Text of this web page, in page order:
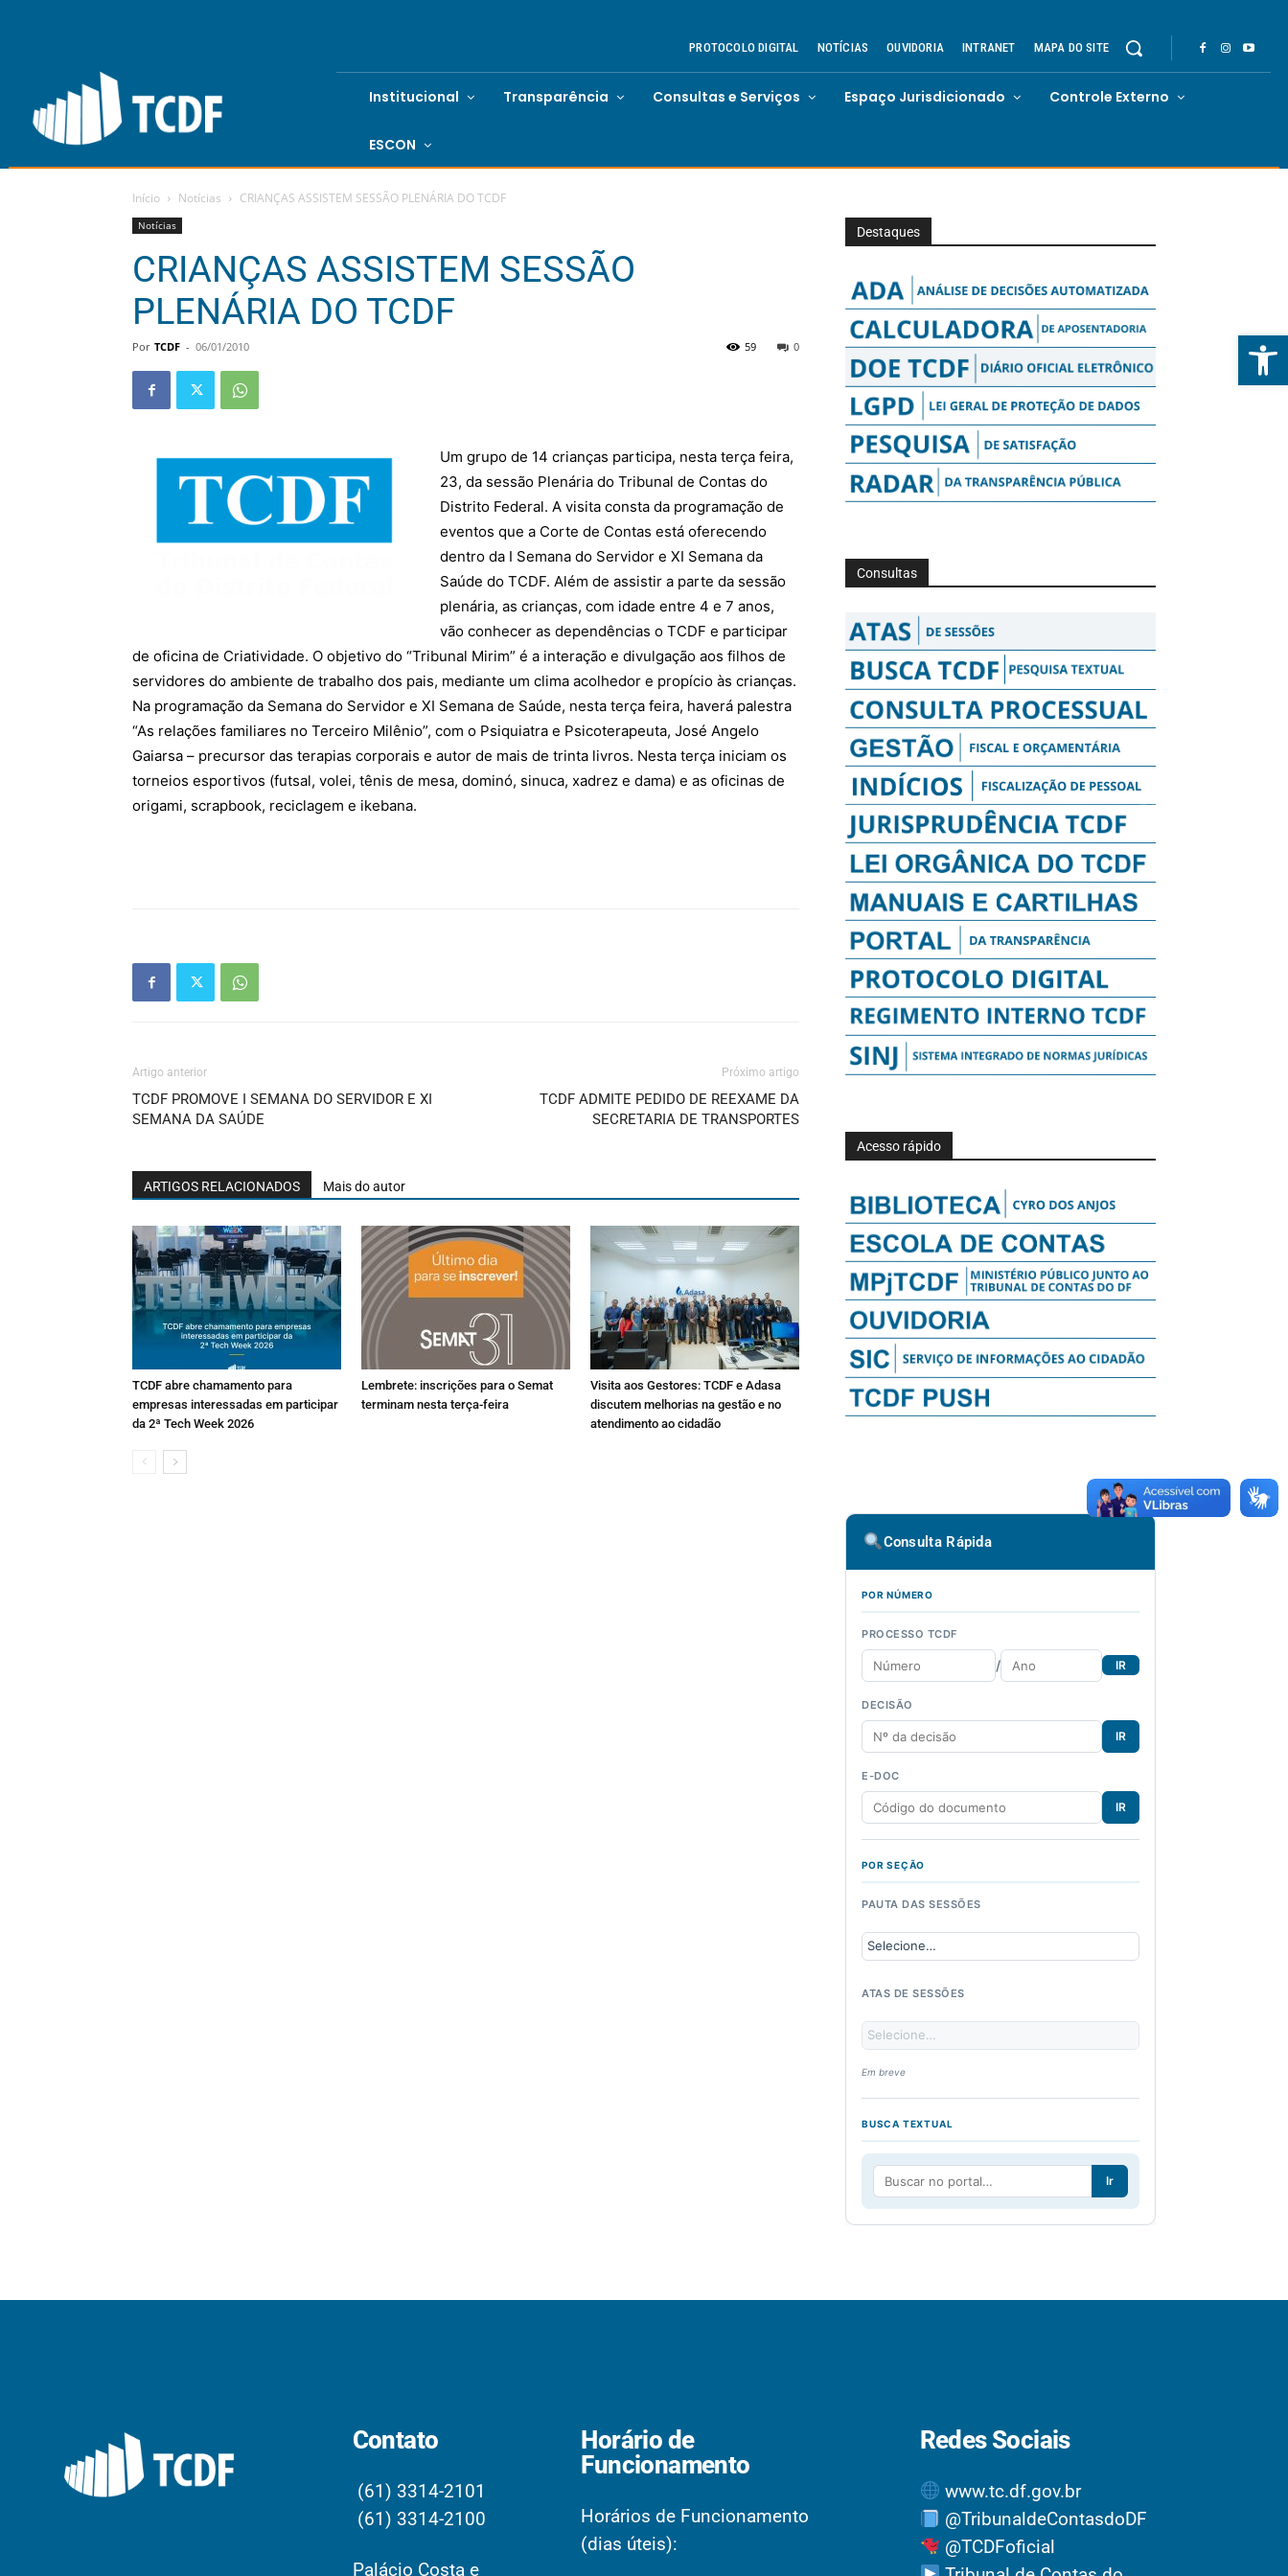
Abrir
PROTOCOLO DIGITAL NOTÍCIAS OUVIDORIA INTRANET MAPA DO SITE
Institucional Transparência Consultas e Serviços Espaço Jurisdicionado Controle Externo
ESCON
Início Notícias CRIANÇAS ASSISTEM SESSÃO PLENÁRIA DO TCDF
Notícias
CRIANÇAS ASSISTEM SESSÃO
PLENÁRIA DO TCDF
Por TCDF - 06/01/2010 0
59
Um grupo de 14 crianças participa, nesta terça feira,
23, da sessão Plenária do Tribunal de Contas do
Distrito Federal. A visita consta da programação de
eventos que a Corte de Contas está oferecendo
dentro da I Semana do Servidor e XI Semana da
Saúde do TCDF. Além de assistir a parte da sessão
plenária, as crianças, com idade entre 4 e 7 anos,
vão conhecer as dependências o TCDF e participar
de oficina de Criatividade. O objetivo do “Tribunal Mirim” é a interação e divulgação aos filhos de
servidores do ambiente de trabalho dos pais, mediante um clima acolhedor e propício às crianças.
Na programação da Semana do Servidor e XI Semana de Saúde, nesta terça feira, haverá palestra
“As relações familiares no Terceiro Milênio”, com o Psiquiatra e Psicoterapeuta, José Angelo
Gaiarsa – precursor das terapias corporais e autor de mais de trinta livros. Nesta terça iniciam os
torneios esportivos (futsal, volei, tênis de mesa, dominó, sinuca, xadrez e dama) e as oficinas de
origami, scrapbook, reciclagem e ikebana.
Artigo anterior
TCDF PROMOVE I SEMANA DO SERVIDOR E XI
SEMANA DA SAÚDE
Próximo artigo
TCDF ADMITE PEDIDO DE REEXAME DA
SECRETARIA DE TRANSPORTES
ARTIGOS RELACIONADOS Mais do autor
TCDF abre chamamento para
empresas interessadas em participar
da 2ª Tech Week 2026
Lembrete: inscrições para o Semat
terminam nesta terça-feira
Visita aos Gestores: TCDF e Adasa
discutem melhorias na gestão e no
atendimento ao cidadão
Destaques
Consultas
Acesso rápido
Consulta Rápida
POR NÚMERO
PROCESSO TCDF
/ IR
DECISÃO
IR
E-DOC
IR
POR SEÇÃO
PAUTA DAS SESSÕES
ATAS DE SESSÕES
Em breve
BUSCA TEXTUAL
Ir
Contato
(61) 3314-2101
(61) 3314-2100
Palácio Costa e
Horário de
Funcionamento
Horários de Funcionamento
(dias úteis):
Redes Sociais
www.tc.df.gov.br
@TribunaldeContasdoDF
@TCDFoficial